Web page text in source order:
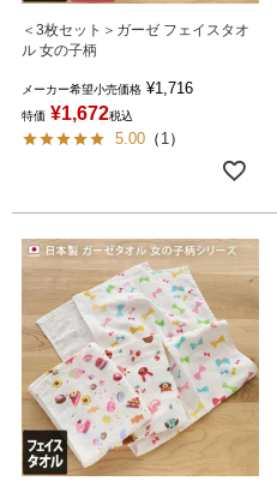
＜3枚セット＞ガーゼ フェイスタオ
ル 女の子柄
メーカー希望小売価格 ¥1,716
特価 ¥1,672税込
5.00 （ 1）